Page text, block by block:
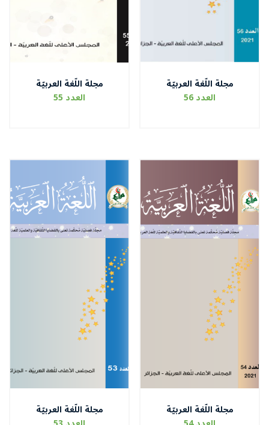
مجلة اللّغة العربيّة
العدد 56
مجلة اللّغة العربيّة
العدد 55
مجلة اللّغة العربيّة مجلة اللّغة العربيّة